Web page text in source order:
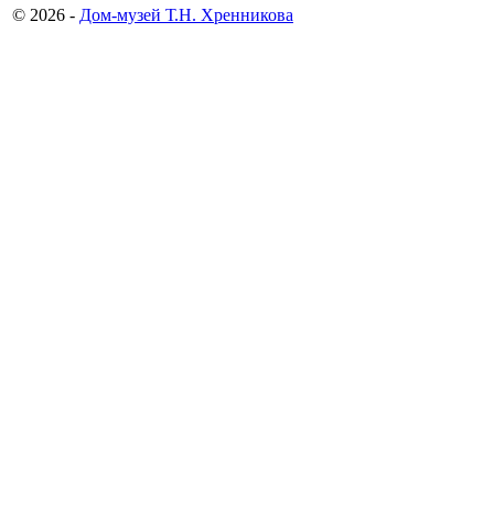
© 2026 - Дом-музей Т.Н. Хренникова